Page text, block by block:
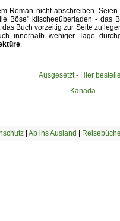
Roman nicht abschreiben.
Böse" klischeeüberladen - das
Buch vorzeitig zur Seite zu
innerhalb weniger Tage
.
Ausgesetzt - Hier
Kanada
| Ab ins Ausland